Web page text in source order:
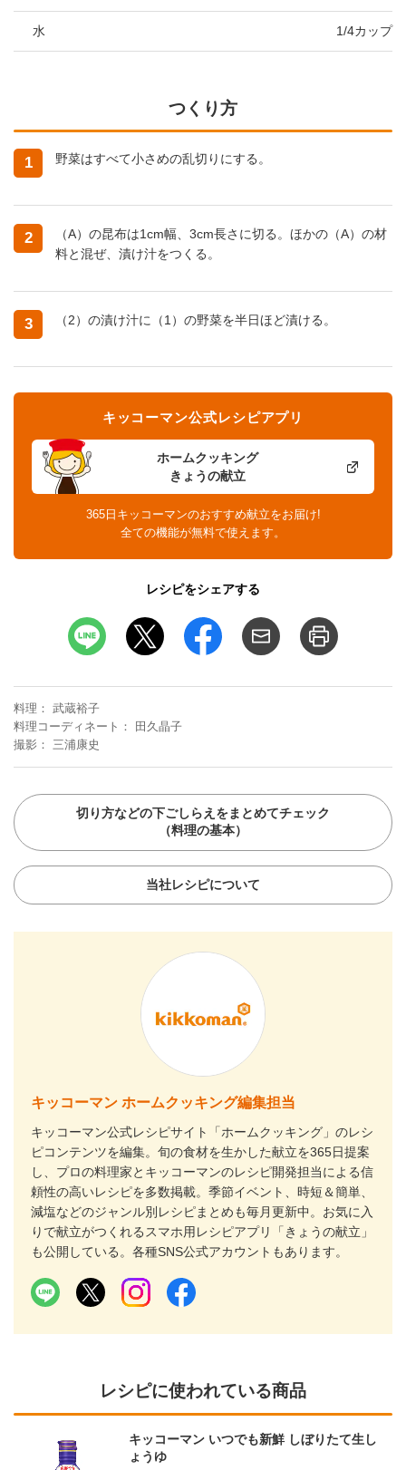
水 1/4カップ
つくり方
1 野菜はすべて小さめの乱切りにする。
2
（A）の昆布は1cm幅、3cm長さに切る。ほかの（A）の材
料と混ぜ、漬け汁をつくる。
3 （2）の漬け汁に（1）の野菜を半日ほど漬ける。
ホームクッキング
きょうの献立
キッコーマン公式レシピアプリ
365日キッコーマンのおすすめ献立をお届け!
全ての機能が無料で使えます。
レシピをシェアする
料理
武蔵裕子
料理コーディネート
田久晶子
撮影
三浦康史
切り方などの下ごしらえをまとめてチェック
（料理の基本）
当社レシピについて
キッコーマン ホームクッキング編集担当
キッコーマン公式レシピサイト「ホームクッキング」のレシ
ピコンテンツを編集。旬の食材を生かした献立を365日提案
し、プロの料理家とキッコーマンのレシピ開発担当による信
頼性の高いレシピを多数掲載。季節イベント、時短＆簡単、
減塩などのジャンル別レシピまとめも毎月更新中。お気に入
りで献立がつくれるスマホ用レシピアプリ「きょうの献立」
も公開している。各種SNS公式アカウントもあります。
レシピに使われている商品
キッコーマン いつでも新鮮 しぼりたて生し
ょうゆ